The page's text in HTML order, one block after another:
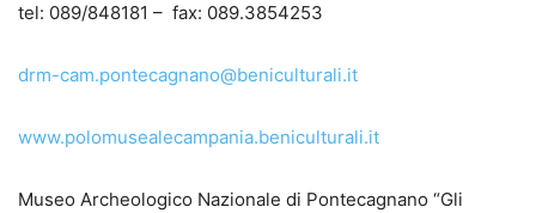
tel: 089/848181 – fax: 089.3854253
drm-cam.pontecagnano@beniculturali.it
www.polomusealecampania.beniculturali.it
Museo Archeologico Nazionale di Pontecagnano “Gli